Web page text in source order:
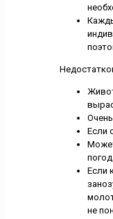
Если
Если
не